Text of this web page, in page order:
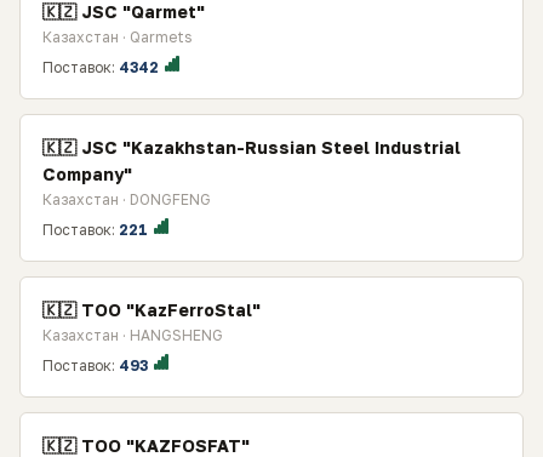
🇰🇿 JSC "Qarmet"
Казахстан · Qarmets
Поставок: 4342
🇰🇿 JSC "Kazakhstan-Russian Steel Industrial
Company"
Казахстан · DONGFENG
Поставок: 221
🇰🇿 TOO "KazFerroStal"
Казахстан · HANGSHENG
Поставок: 493
🇰🇿 TOO "KAZFOSFAT"